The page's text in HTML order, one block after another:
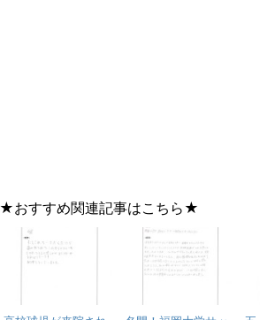
★おすすめ関連記事はこちら★